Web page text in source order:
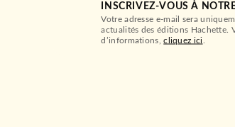
INSCRIVEZ-VOUS À
Votre adresse e-mail sera
actualités des éditions Hachette.
d’informations,cliquez ici